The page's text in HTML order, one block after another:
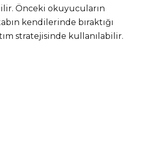
Önceki okuyucuların
kendilerinde bıraktığı
stratejisinde kullanılabilir.